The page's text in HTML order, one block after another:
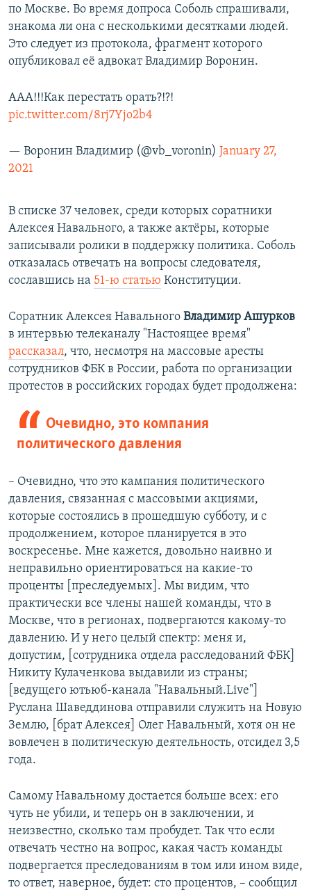
по Москве. Во время допроса Соболь спрашивали,
знакома ли она с несколькими десятками людей.
Это следует из протокола, фрагмент которого
опубликовал её адвокат Владимир Воронин.
ААА!!!Как перестать орать?!?!
pic.twitter.com/8rj7Yjo2b4
— Воронин Владимир (@vb_voronin) January 27,
2021
В списке 37 человек, среди которых соратники
Алексея Навального, а также актёры, которые
записывали ролики в поддержку политика. Соболь
отказалась отвечать на вопросы следователя,
сославшись на 51-ю статью Конституции.
Соратник Алексея Навального Владимир Ашурков
в интервью телеканалу "Настоящее время"
рассказал, что, несмотря на массовые аресты
сотрудников ФБК в России, работа по организации
протестов в российских городах будет продолжена:
Очевидно, это компания
политического давления
– Очевидно, что это кампания политического
давления, связанная с массовыми акциями,
которые состоялись в прошедшую субботу, и с
продолжением, которое планируется в это
воскресенье. Мне кажется, довольно наивно и
неправильно ориентироваться на какие-то
проценты [преследуемых]. Мы видим, что
практически все члены нашей команды, что в
Москве, что в регионах, подвергаются какому-то
давлению. И у него целый спектр: меня и,
допустим, [сотрудника отдела расследований ФБК]
Никиту Кулаченкова выдавили из страны;
[ведущего ютьюб-канала "Навальный.Live"]
Руслана Шаведдинова отправили служить на Новую
Землю, [брат Алексея] Олег Навальный, хотя он не
вовлечен в политическую деятельность, отсидел 3,5
года.
Самому Навальному достается больше всех: его
чуть не убили, и теперь он в заключении, и
неизвестно, сколько там пробудет. Так что если
отвечать честно на вопрос, какая часть команды
подвергается преследованиям в том или ином виде,
то ответ, наверное, будет: сто процентов, – сообщил